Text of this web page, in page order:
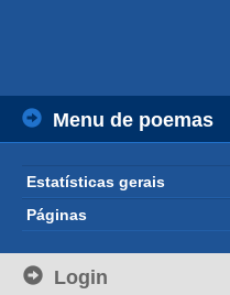
Menu de poemas
Estatísticas gerais
Páginas
Login